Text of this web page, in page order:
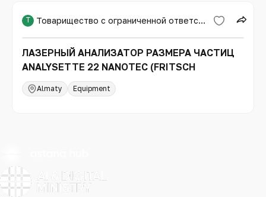
Т Товарищество с ограниченной ответственностью «Международная образовательная корпорация»
ЛАЗЕРНЫЙ АНАЛИЗАТОР РАЗМЕРА ЧАСТИЦ
ANALYSETTE 22 NANOTEC (FRITSCH
Almaty Equipment